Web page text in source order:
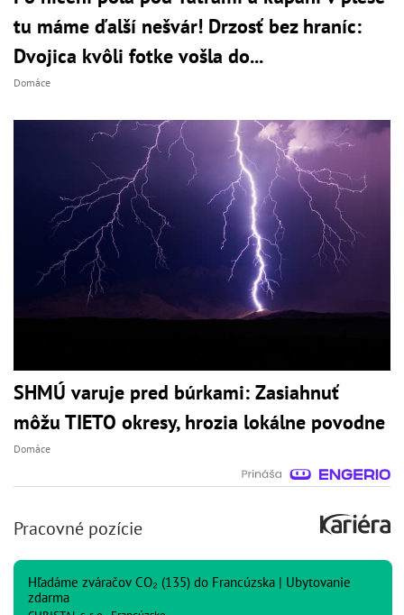
tu máme ďalší nešvár! Drzosť bez hraníc:
Dvojica kvôli fotke vošla do...
Domáce
SHMÚ varuje pred búrkami: Zasiahnuť
môžu TIETO okresy, hrozia lokálne povodne
Domáce
Pracovné pozície
Hľadáme zváračov CO₂ (135) do Francúzska | Ubytovanie
zdarma